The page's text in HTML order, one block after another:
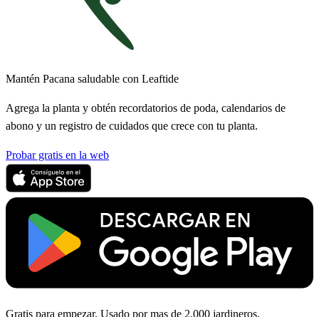
Mantén Pacana saludable con Leaftide
Agrega la planta y obtén recordatorios de poda, calendarios de
abono y un registro de cuidados que crece con tu planta.
Probar gratis en la web
Gratis para empezar. Usado por mas de 2.000 jardineros.